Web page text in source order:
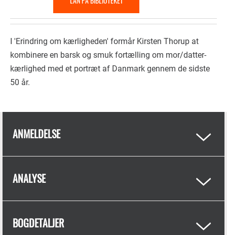
I 'Erindring om kærligheden' formår Kirsten Thorup at
kombinere en barsk og smuk fortælling om mor/datter-
kærlighed med et portræt af Danmark gennem de sidste
50 år.
ANMELDELSE
ANALYSE
BOGDETALJER